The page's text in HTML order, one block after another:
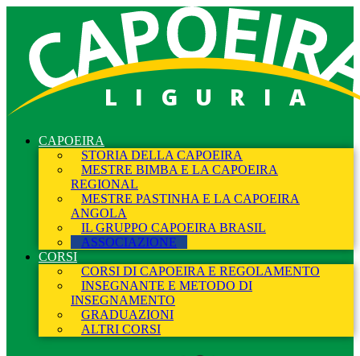
LIGURIA
CAPOEIRA
STORIA DELLA CAPOEIRA
MESTRE BIMBA E LA CAPOEIRA
REGIONAL
MESTRE PASTINHA E LA CAPOEIRA
ANGOLA
IL GRUPPO CAPOEIRA BRASIL
ASSOCIAZIONE
CORSI
CORSI DI CAPOEIRA E REGOLAMENTO
INSEGNANTE E METODO DI
INSEGNAMENTO
GRADUAZIONI
ALTRI CORSI